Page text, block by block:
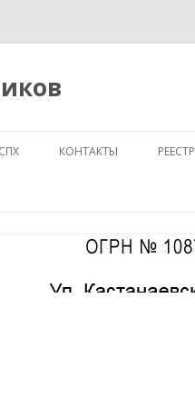
КОНТАКТЫ РЕЕСТР